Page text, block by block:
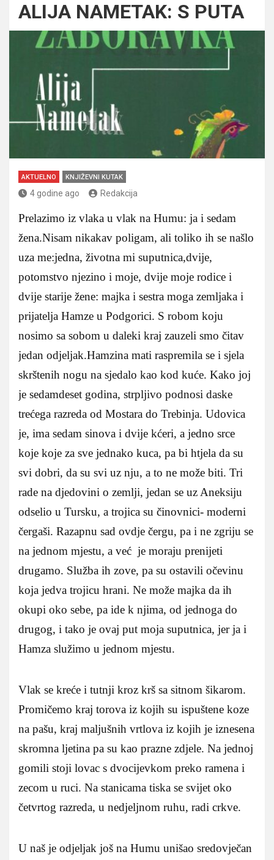
ALIJA NAMETAK: S PUTA
AKTUELNO KNJIŽEVNI KUTAK
4 godine ago Redakcija
Prelazimo iz vlaka u vlak na Humu: ja i sedam
žena.Nisam nikakav poligam, ali toliko ih se našlo
uza me:jedna, životna mi suputnica,dvije,
potomstvo njezino i moje, dvije moje rodice i
dvije starije žene: majka i sestra moga zemljaka i
prijatelja Hamze u Podgorici. S robom koju
nosimo sa sobom u daleki kraj zauzeli smo čitav
jedan odjeljak.Hamzina mati raspremila se i sjela
skrštenih nogu na sjedalo kao kod kuće. Kako joj
je sedamdeset godina, strpljivo podnosi daske
trećega razreda od Mostara do Trebinja. Udovica
je, ima sedam sinova i dvije kćeri, a jedno srce
koje koje za sve jednako kuca, pa bi htjela da su
svi dobri, da su svi uz nju, a to ne može biti. Tri
rade na djedovini o zemlji, jedan se uz Aneksiju
odselio u Tursku, a trojica su činovnici- moderni
čergaši. Razapnu sad ovdje čergu, pa i ne zgriju se
na jednom mjestu, a već je moraju prenijeti
drugamo. Služba ih zove, pa su ostavili očevinu
koja jedva trojicu hrani. Ne može majka da ih
okupi oko sebe, pa ide k njima, od jednoga do
drugog, i tako je ovaj put moja suputnica, jer ja i
Hamza služimo u jednom mjestu.
Vlak se kreće i tutnji kroz krš sa sitnom šikarom.
Promičemo kraj torova iz kojih su ispuštene koze
na pašu, kraj maljušnih vrtlova iz kojih je iznesena
skromna ljetina pa su kao prazne zdjele. Na jednoj
gomili stoji lovac s dvocijevkom preko ramena i
zecom u ruci. Na stanicama tiska se svijet oko
četvrtog razreda, u nedjeljnom ruhu, radi crkve.
U naš je odjeljak još na Humu unišao sredovječan